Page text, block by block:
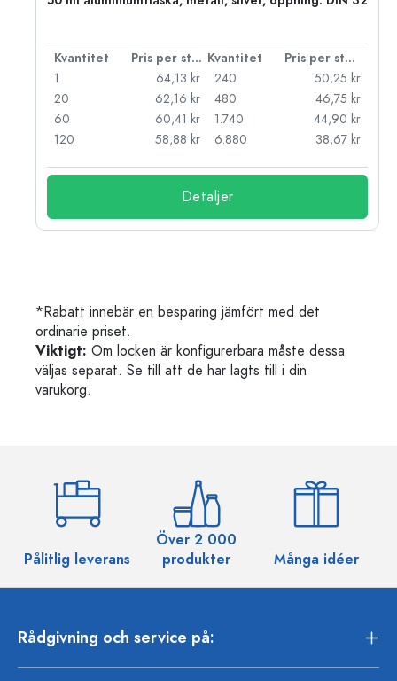
Kvantitet Pris per styck Kvantitet
Pris per styck
1
64,13 kr
20
62,16 kr
60
60,41 kr
120
58,88 kr
240
50,25 kr
480
46,75 kr
1.740
44,90 kr
6.880
38,67 kr
Detaljer
*Rabatt innebär en besparing jämfört med det
ordinarie priset.
Viktigt: Om locken är konfigurerbara måste dessa
väljas separat. Se till att de har lagts till i din
varukorg.
Pålitlig leverans
Över 2 000
produkter
Många idéer
Rådgivning och service på: